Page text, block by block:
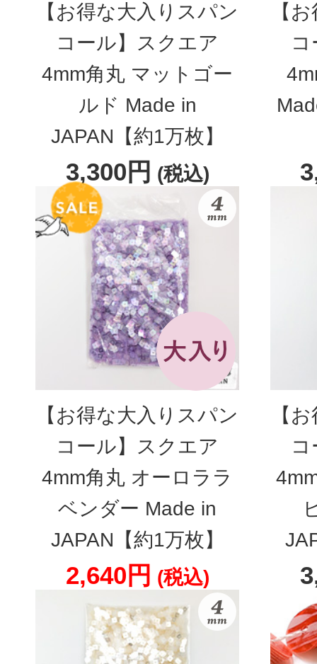
【お得な大入りスパン
コール】スクエア
4mm角丸 マットゴー
ルド Made in
JAPAN【約1万枚】
3,300円 (税込)
【
【お得な大入りスパン
コール】スクエア
4mm角丸 オーロララ
ベンダー Made in
JAPAN【約1万枚】
2,640円 (税込)
【